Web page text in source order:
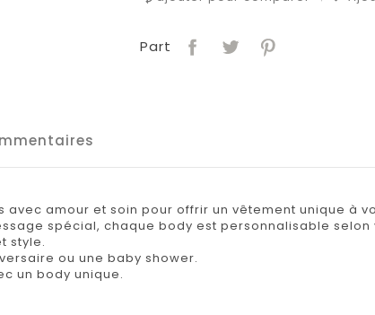
Part
avec amour et soin pour offrir un vêtement unique à
spécial, chaque body est personnalisable selon
style.
ou une baby shower.
un body unique.